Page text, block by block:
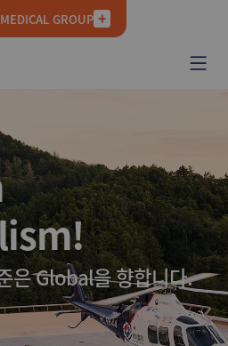
GROUP
은 Global을 향합니다.